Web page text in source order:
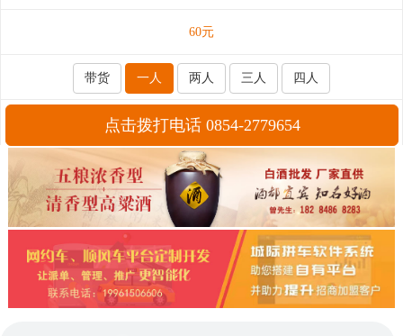
60元
带货 一人 两人 三人 四人
点击拨打电话 0854-2779654